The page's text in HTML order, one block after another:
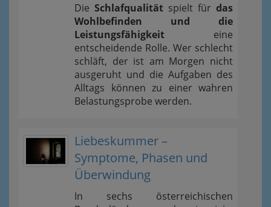
Die Schlafqualität spielt für das
Wohlbefinden und die
Leistungsfähigkeit eine
entscheidende Rolle. Wer schlecht
schläft, der ist am Morgen nicht
ausgeruht und die Aufgaben des
Alltags können zu einer wahren
Belastungsprobe werden.
Liebeskummer –
Symptome, Phasen und
Überwindung
In sechs österreichischen